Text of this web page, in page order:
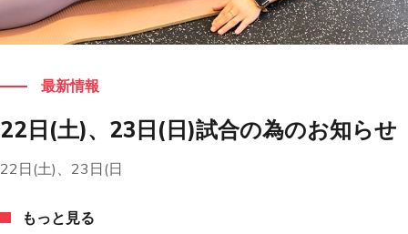
もっと見る
最新情報
22日(土)、23日(日)試合の為のお知らせ
22日(土)、23日(日
もっと見る